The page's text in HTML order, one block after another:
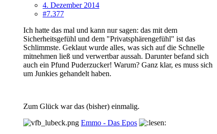
4. Dezember 2014
#7.377
Ich hatte das mal und kann nur sagen: das mit dem
Sicherheitsgefühl und dem "Privatsphärengefühl" ist das
Schlimmste. Geklaut wurde alles, was sich auf die Schnelle
mitnehmen ließ und verwertbar aussah. Darunter befand sich
auch ein Pfund Puderzucker! Warum? Ganz klar, es muss sich
um Junkies gehandelt haben.
Zum Glück war das (bisher) einmalig.
Emmo - Das Epos